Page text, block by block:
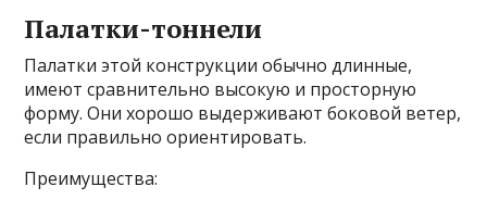
Палатки-тоннели
Палатки этой конструкции обычно длинные,
имеют сравнительно высокую и просторную
форму. Они хорошо выдерживают боковой ветер,
если правильно ориентировать.
Преимущества: